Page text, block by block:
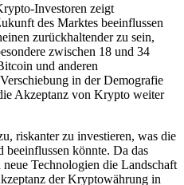
Investoren zeigt
des Marktes beeinflussen
zurückhaltender zu sein,
zwischen 18 und 34
und anderen
in der Demografie
Akzeptanz von Krypto weiter
riskanter zu investieren, was die
beeinflussen könnte. Da das
Technologien die Landschaft
der Kryptowährung in